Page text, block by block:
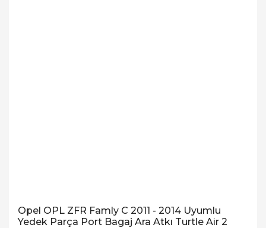
Opel OPL ZFR Famly C 2011 - 2014 Uyumlu
Yedek Parça Port Bagaj Ara Atkı Turtle Air 2